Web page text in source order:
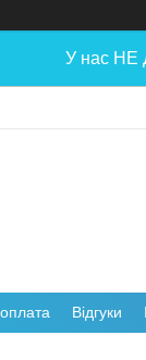
У нас НЕ
Відгуки